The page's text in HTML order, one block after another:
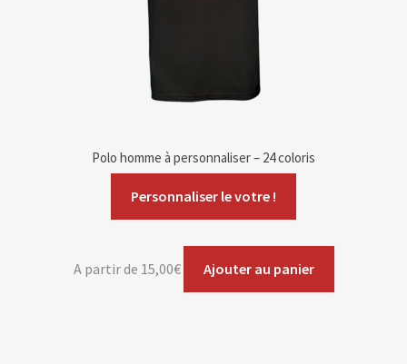
Polo homme à personnaliser – 24 coloris
Personnaliser le votre !
A partir de 15,00€ Ajouter au panier